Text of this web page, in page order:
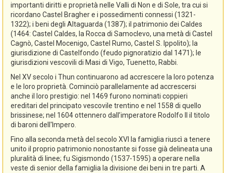
importanti diritti e proprietà nelle Valli di Non e di Sole, tra cui si
ricordano Castel Bragher e i possedimenti connessi (1321-
1322); i beni degli Altaguarda (1387); il patrimonio dei Caldes
(1464: Castel Caldes, la Rocca di Samoclevo, una metà di Castel
Cagnò, Castel Mocenigo, Castel Rumo, Castel S. Ippolito); la
giurisdizione di Castelfondo (feudo pignoratizio dal 1471); le
giurisdizioni vescovili di Masi di Vigo, Tuenetto, Rabbi.
Nel XV secolo i Thun continuarono ad accrescere la loro potenza
e le loro proprietà. Cominciò parallelamente ad accrescersi
anche il loro prestigio: nel 1469 furono nominati coppieri
ereditari del principato vescovile trentino e nel 1558 di quello
brissinese; nel 1604 ottennero dall’imperatore Rodolfo II il titolo
di baroni dell'Impero.
Fino alla seconda metà del secolo XVI la famiglia riuscì a tenere
unito il proprio patrimonio nonostante si fosse già delineata una
pluralità di linee; fu Sigismondo (1537-1595) a operare nella
veste di senior della famiglia la divisione dei beni in tre parti. A